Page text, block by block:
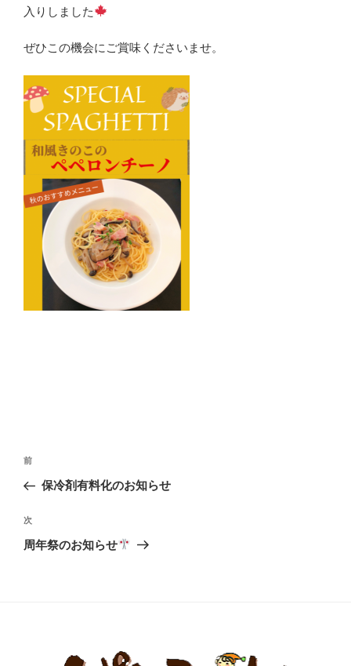
入りしました
ぜひこの機会にご賞味くださいませ。
投
ナ
ビ
ゲ
前
の
稿
前
保冷剤有料化のお知らせ
次
の
次
周年祭のお知らせ